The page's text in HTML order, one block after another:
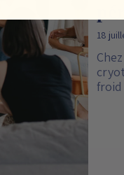
18
froid